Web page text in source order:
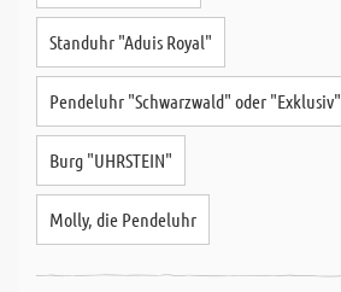
Standuhr "Aduis Royal"
Pendeluhr "Schwarzwald" oder "Exklusiv"
Burg "UHRSTEIN"
Molly, die Pendeluhr